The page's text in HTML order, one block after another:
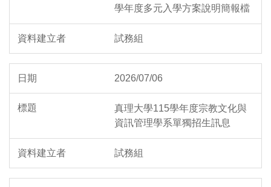
學年度多元入學方案說明簡報檔
試務組
2026/07/06
真理大學115學年度宗教文化與
資訊管理學系單獨招生訊息
試務組